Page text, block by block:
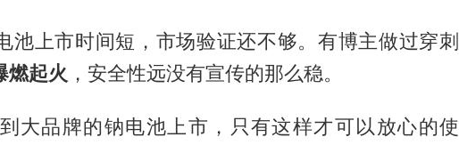
池上市时间短，市场验证还不够。有博主做过穿刺
燃起火 ，安全性远没有宣传的那么稳。
大品牌的钠电池上市，只有这样才可以放心的使